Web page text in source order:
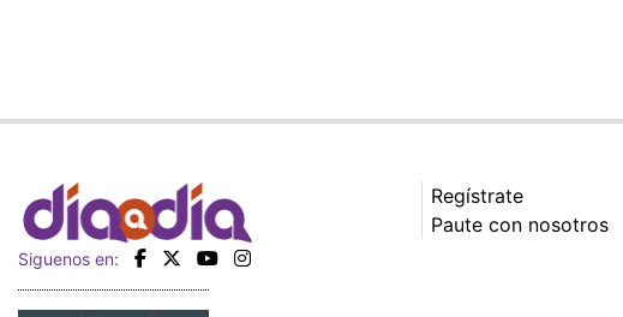
Siguenos en:
Regístrate
Paute con nosotros